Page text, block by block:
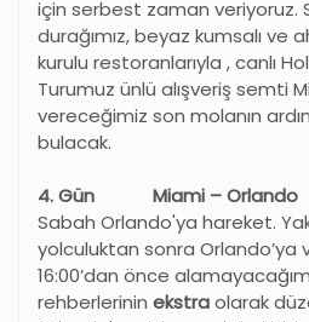
için serbest zaman veriyoruz.
durağımız, beyaz kumsalı
kurulu restoranlarıyla , canlı
Turumuz ünlü alışveriş semti
vereceğimiz son molanın
bulacak.
4. Gün Miami – Orlando
Sabah Orlando'ya hareket.
yolculuktan sonra Orlando’ya
16:00’dan önce
rehberlerinin ekstraolarak